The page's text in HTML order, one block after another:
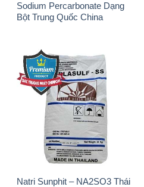
Sodium Percarbonate Dạng
Bột Trung Quốc China
Natri Sunphit – NA2SO3 Thái